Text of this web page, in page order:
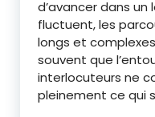
d’avancer dans
fluctuent, les
longs et
souvent que
interlocuteurs ne
pleinement ce qui